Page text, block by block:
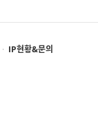
· IP현황&문의